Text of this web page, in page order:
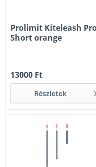
Prolimit Kiteleash
Short orange
13000 Ft
Részletek